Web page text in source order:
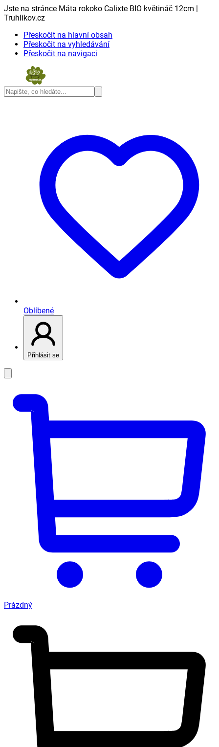
Jste na stránce Máta rokoko Calixte BIO květináč 12cm |
Truhlikov.cz
Přeskočit na hlavní obsah
Přeskočit na vyhledávání
Přeskočit na navigaci
Oblíbené
Přihlásit se
Prázdný